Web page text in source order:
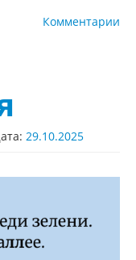
Комментарии
29.10.2025